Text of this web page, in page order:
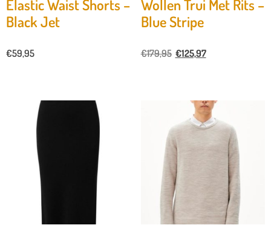
Elastic Waist Shorts –
Black Jet
€59,95
Wollen Trui Met Rits –
Blue Stripe
€179,95 €125,97